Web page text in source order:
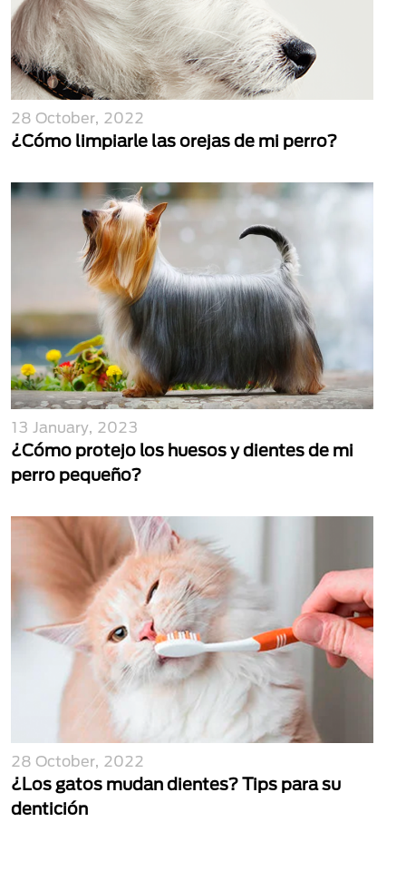
28 October, 2022
¿Cómo limpiarle las orejas de mi perro?
13 January, 2023
¿Cómo protejo los huesos y dientes de mi
perro pequeño?
28 October, 2022
¿Los gatos mudan dientes? Tips para su
dentición